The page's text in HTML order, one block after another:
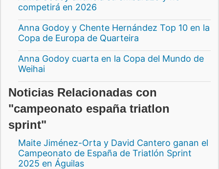
competirá en 2026
Anna Godoy y Chente Hernández Top 10 en la
Copa de Europa de Quarteira
Anna Godoy cuarta en la Copa del Mundo de
Weihai
Noticias Relacionadas con
"campeonato españa triatlon
sprint"
Maite Jiménez-Orta y David Cantero ganan el
Campeonato de España de Triatlón Sprint
2025 en Águilas